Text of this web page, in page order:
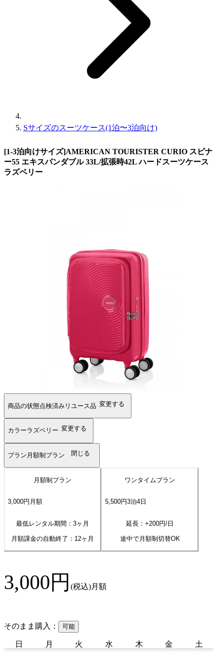
Sサイズのスーツケース(1泊〜3泊向け)
[1-3泊向けサイズ]AMERICAN TOURISTER CURIO スピナ
ー55 エキスパンダブル 33L/拡張時42L ハードスーツケース
ラズベリー
商品の状態点検済みリユース品 変更する
カラーラズベリー 変更する
プラン 月額制プラン 閉じる
月額制プラン
3,000円 月額
最低レンタル期間：3ヶ月
月額課金の自動終了： 12ヶ月
ワンタイムプラン
5,500円3泊4 日
延長：+200円/日
途中で月額制切替OK
3,000円 (税込)月額
そのまま購入： 可能
日 月 火 水 木 金 土